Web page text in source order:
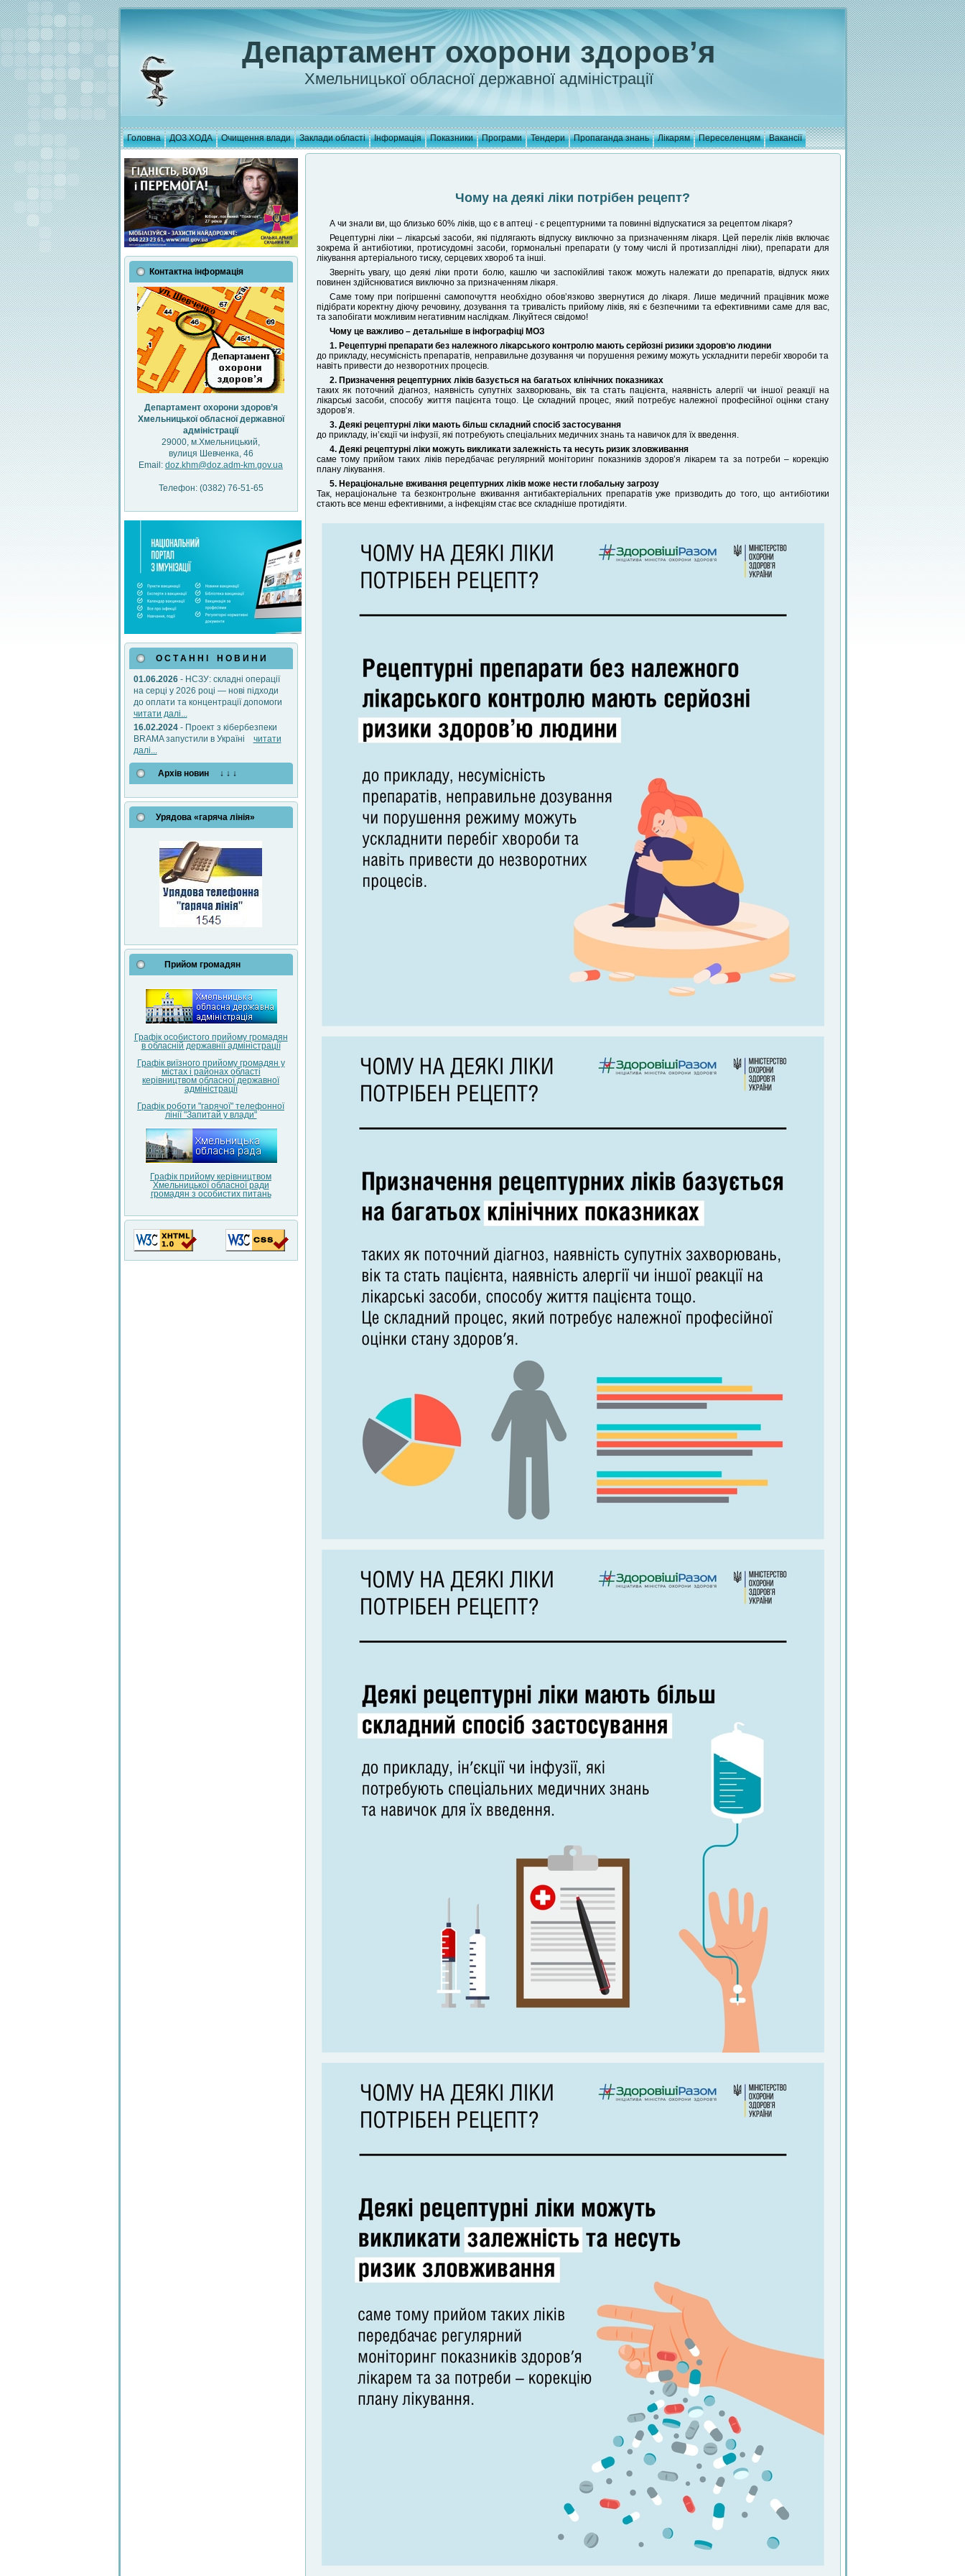
Департамент охорони здоров’я
Хмельницької обласної державної адміністрації
Головна ДОЗ ХОДА Очищення влади Заклади області Інформація Показники Програми Тендери Пропаганда знань Лікарям Переселенцям Вакансії
Контактна інформація
Департамент охорони здоров’я
Хмельницької обласної державної
адміністрації
29000, м.Хмельницький,
вулиця Шевченка, 46
Email: doz.khm@doz.adm-km.gov.ua
Телефон: (0382) 76-51-65
О С Т А Н Н І Н О В И Н И
01.06.2026- НСЗУ: складні операції
на серці у 2026 році — нові підходи
до оплати та концентрації допомоги
читати далі...
16.02.2024- Проект з кібербезпеки
BRAMA запустили в Україні читати
далі...
Архів новин ↓ ↓ ↓
Урядова «гаряча лінія»
Прийом громадян
Графік особистого прийому громадян
в обласній державнії адміністрації
Графік виїзного прийому громадян у
містах і районах області
керівництвом обласної державної
адміністрації
Графік роботи "гарячої" телефонної
лінії "Запитай у влади"
Графік прийому керівництвом
Хмельницької обласної ради
громадян з особистих питань
Чому на деякі ліки потрібен рецепт?
А чи знали ви, що близько 60% ліків, що є в аптеці - є рецептурними та повинні відпускатися за рецептом лікаря?
Рецептурні ліки – лікарські засоби, які підлягають відпуску виключно за призначенням лікаря. Цей перелік ліків включає
зокрема й антибіотики, протисудомні засоби, гормональні препарати (у тому числі й протизаплідні ліки), препарати для
лікування артеріального тиску, серцевих хвороб та інші.
Зверніть увагу, що деякі ліки проти болю, кашлю чи заспокійливі також можуть належати до препаратів, відпуск яких
повинен здійснюватися виключно за призначенням лікаря.
Саме тому при погіршенні самопочуття необхідно обовʼязково звернутися до лікаря. Лише медичний працівник може
підібрати коректну діючу речовину, дозування та тривалість прийому ліків, які є безпечними та ефективними саме для вас,
та запобігати можливим негативним наслідкам. Лікуйтеся свідомо!
Чому це важливо – детальніше в інфографіці МОЗ
1. Рецептурні препарати без належного лікарського контролю мають серйозні ризики здоровʼю людини
до прикладу, несумісність препаратів, неправильне дозування чи порушення режиму можуть ускладнити перебіг хвороби та
навіть привести до незворотних процесів.
2. Призначення рецептурних ліків базується на багатьох клінічних показниках
таких як поточний діагноз, наявність супутніх захворювань, вік та стать пацієнта, наявність алергії чи іншої реакції на
лікарські засоби, способу життя пацієнта тощо. Це складний процес, який потребує належної професійної оцінки стану
здоровʼя.
3. Деякі рецептурні ліки мають більш складний спосіб застосування
до прикладу, інʼєкції чи інфузії, які потребують спеціальних медичних знань та навичок для їх введення.
4. Деякі рецептурні ліки можуть викликати залежність та несуть ризик зловживання
саме тому прийом таких ліків передбачає регулярний моніторинг показників здоровʼя лікарем та за потреби – корекцію
плану лікування.
5. Нераціональне вживання рецептурних ліків може нести глобальну загрозу
Так, нераціональне та безконтрольне вживання антибактеріальних препаратів уже призводить до того, що антибіотики
стають все менш ефективними, а інфекціям стає все складніше протидіяти.